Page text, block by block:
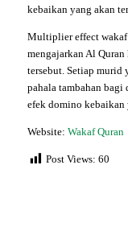
kebaikan yang akan
Multiplier effect wakaf
mengajarkan Al
tersebut. Setiap murid
pahala tambahan bagi
efek domino kebaikan
Website: Wakaf Quran
Post Views: 60